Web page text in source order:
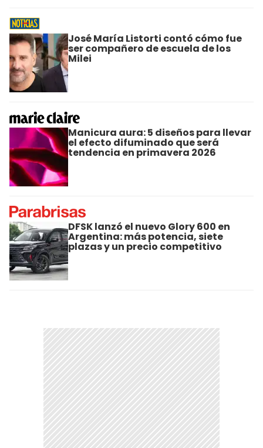
José María Listorti contó cómo fue
ser compañero de escuela de los
Milei
Manicura aura: 5 diseños para llevar
el efecto difuminado que será
tendencia en primavera 2026
DFSK lanzó el nuevo Glory 600 en
Argentina: más potencia, siete
plazas y un precio competitivo